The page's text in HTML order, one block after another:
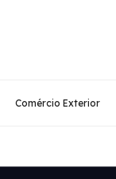
Comércio Exterior